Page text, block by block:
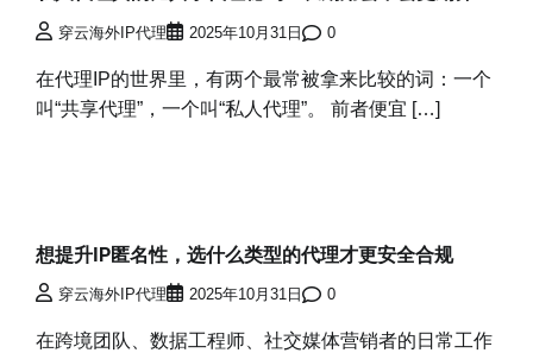
穿云海外IP代理 2025年10月31日 0
在代理IP的世界里，有两个最常被拿来比较的词：一个
叫“共享代理”，一个叫“私人代理”。 前者便宜 […]
想提升IP匿名性，选什么类型的代理才更安全合规
穿云海外IP代理 2025年10月31日 0
在跨境团队、数据工程师、社交媒体营销者的日常工作